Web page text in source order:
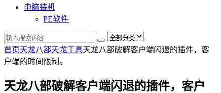
电脑装机
PE软件
首页天龙八部天龙工具天龙八部破解客户端闪退的插件，客
户端的时间限制。
天龙八部破解客户端闪退的插件，客户